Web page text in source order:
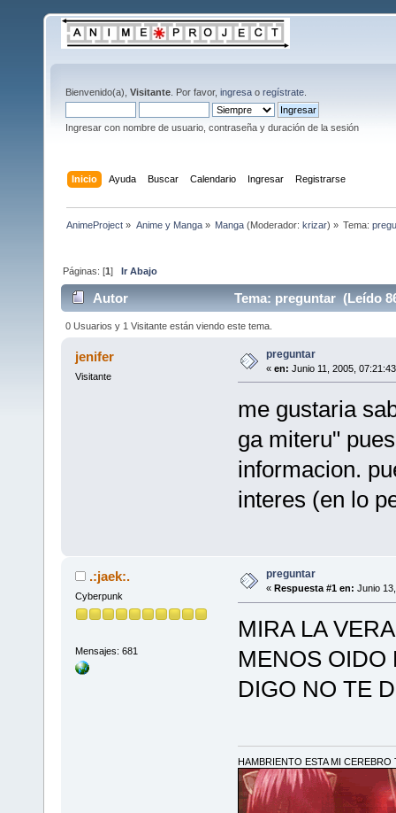
Bienvenido(a), Visitante . Por favor, ingresa o regístrate
Ingresar con nombre de usuario, contraseña y duración de la sesión
Inicio Ayuda Buscar Calendario Ingresar Registrarse
AnimeProject » Anime y Manga» Manga(Moderador: krizar) » Tema:
Páginas: [1]Ir Abajo
Autor Tema: preguntar (Leído
0 Usuarios y 1 Visitante están viendo este tema.
jenifer
Visitante
preguntar
« en: Junio 11, 2005,
me gustaria
ga miteru"
informacion.
interes (en lo
.:jaek:.
Cyberpunk
Mensajes: 681
preguntar
« Respuesta #1 en: Junio
MIRA LA
MENOS OIDO
DIGO NO TE
HAMBRIENTO ESTA MI